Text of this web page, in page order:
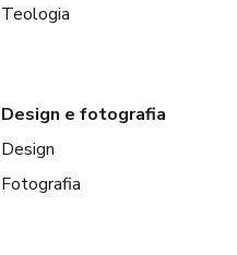
Teologia
Design e fotografia
Design
Fotografia